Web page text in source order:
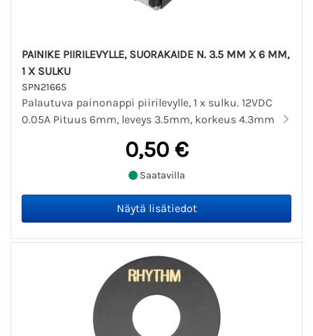
PAINIKE PIIRILEVYLLE, SUORAKAIDE N. 3.5 MM X 6 MM,
1 X SULKU
SPN21665
Palautuva painonappi piirilevylle, 1 x sulku. 12VDC
0.05A Pituus 6mm, leveys 3.5mm, korkeus 4.3mm
0,50 €
Saatavilla